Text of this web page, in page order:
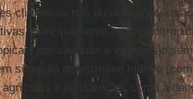
climáticas nas duas regiões
principalmente na região
por savanas e vegetação
situação de estresse hídrico
e de doenças, como a